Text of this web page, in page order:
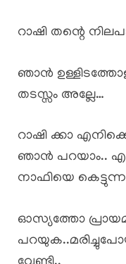
റാഷി തന്റെ
ഞാൻ
തടസ്സം അല്ലേ…
റാഷി ക്കാ
ഞാൻ പറയാം..
നാഫിയെ
ഓസ്യത്തോ